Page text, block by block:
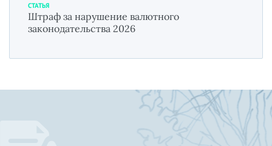
СТАТЬЯ
Штраф за нарушение валютного
законодательства 2026